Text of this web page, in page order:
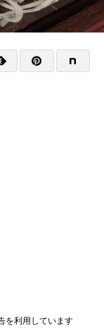
を利用しています